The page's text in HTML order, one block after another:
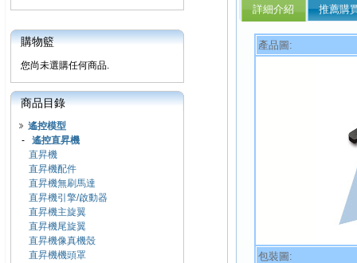
購物籃
您尚未選購任何商品.
商品目錄
遙控模型
- 遙控直昇機
直昇機
直昇機配件
直昇機無刷馬達
直昇機引擎/啟動器
直昇機主旋翼
直昇機尾旋翼
直昇機像真機殼
直昇機機頭罩
詳細介紹 推薦購
產品圖:
包裝圖: